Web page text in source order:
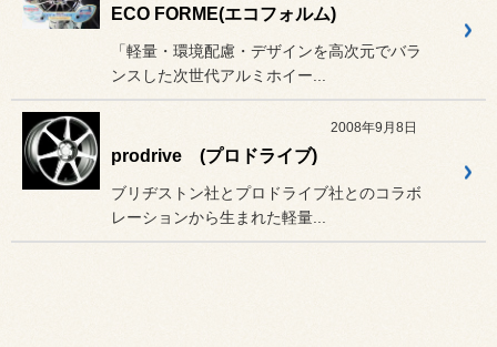
ECO FORME(エコフォルム)
「軽量・環境配慮・デザインを高次元でバラ
ンスした次世代アルミホイー...
2008年9月8日
prodrive (プロドライブ)
ブリヂストン社とプロドライブ社とのコラボ
レーションから生まれた軽量...